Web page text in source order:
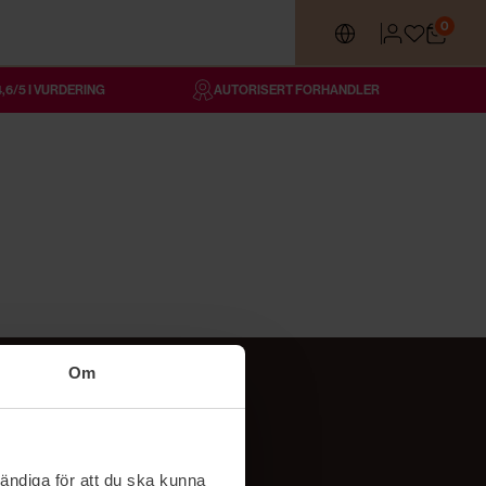
Om
för att du ska kunna
0
5 I VURDERING AUTORISERT FORHANDLER
Følg oss